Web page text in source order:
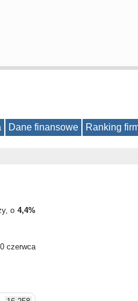
Dane finansowe Ranking
o4,4%
czerwca